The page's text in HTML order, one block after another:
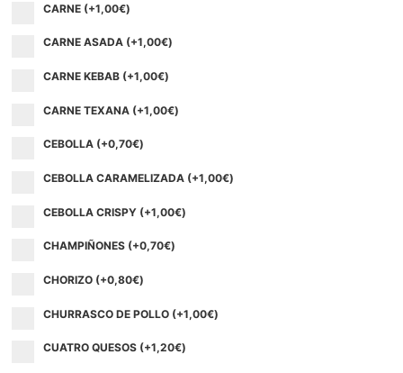
CARNE (+1,00€)
CARNE ASADA (+1,00€)
CARNE KEBAB (+1,00€)
CARNE TEXANA (+1,00€)
CEBOLLA (+0,70€)
CEBOLLA CARAMELIZADA (+1,00€)
CEBOLLA CRISPY (+1,00€)
CHAMPIÑONES (+0,70€)
CHORIZO (+0,80€)
CHURRASCO DE POLLO (+1,00€)
CUATRO QUESOS (+1,20€)